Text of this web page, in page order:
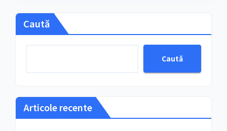
Caută
Caută
Articole recente